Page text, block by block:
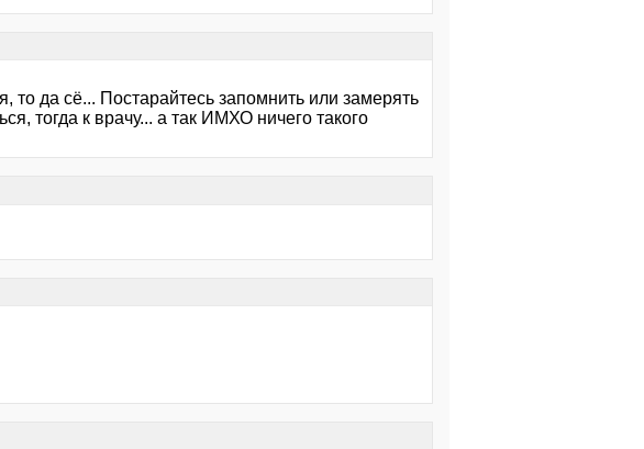
то да сё... Постарайтесь запомнить или замерять
тогда к врачу... а так ИМХО ничего такого